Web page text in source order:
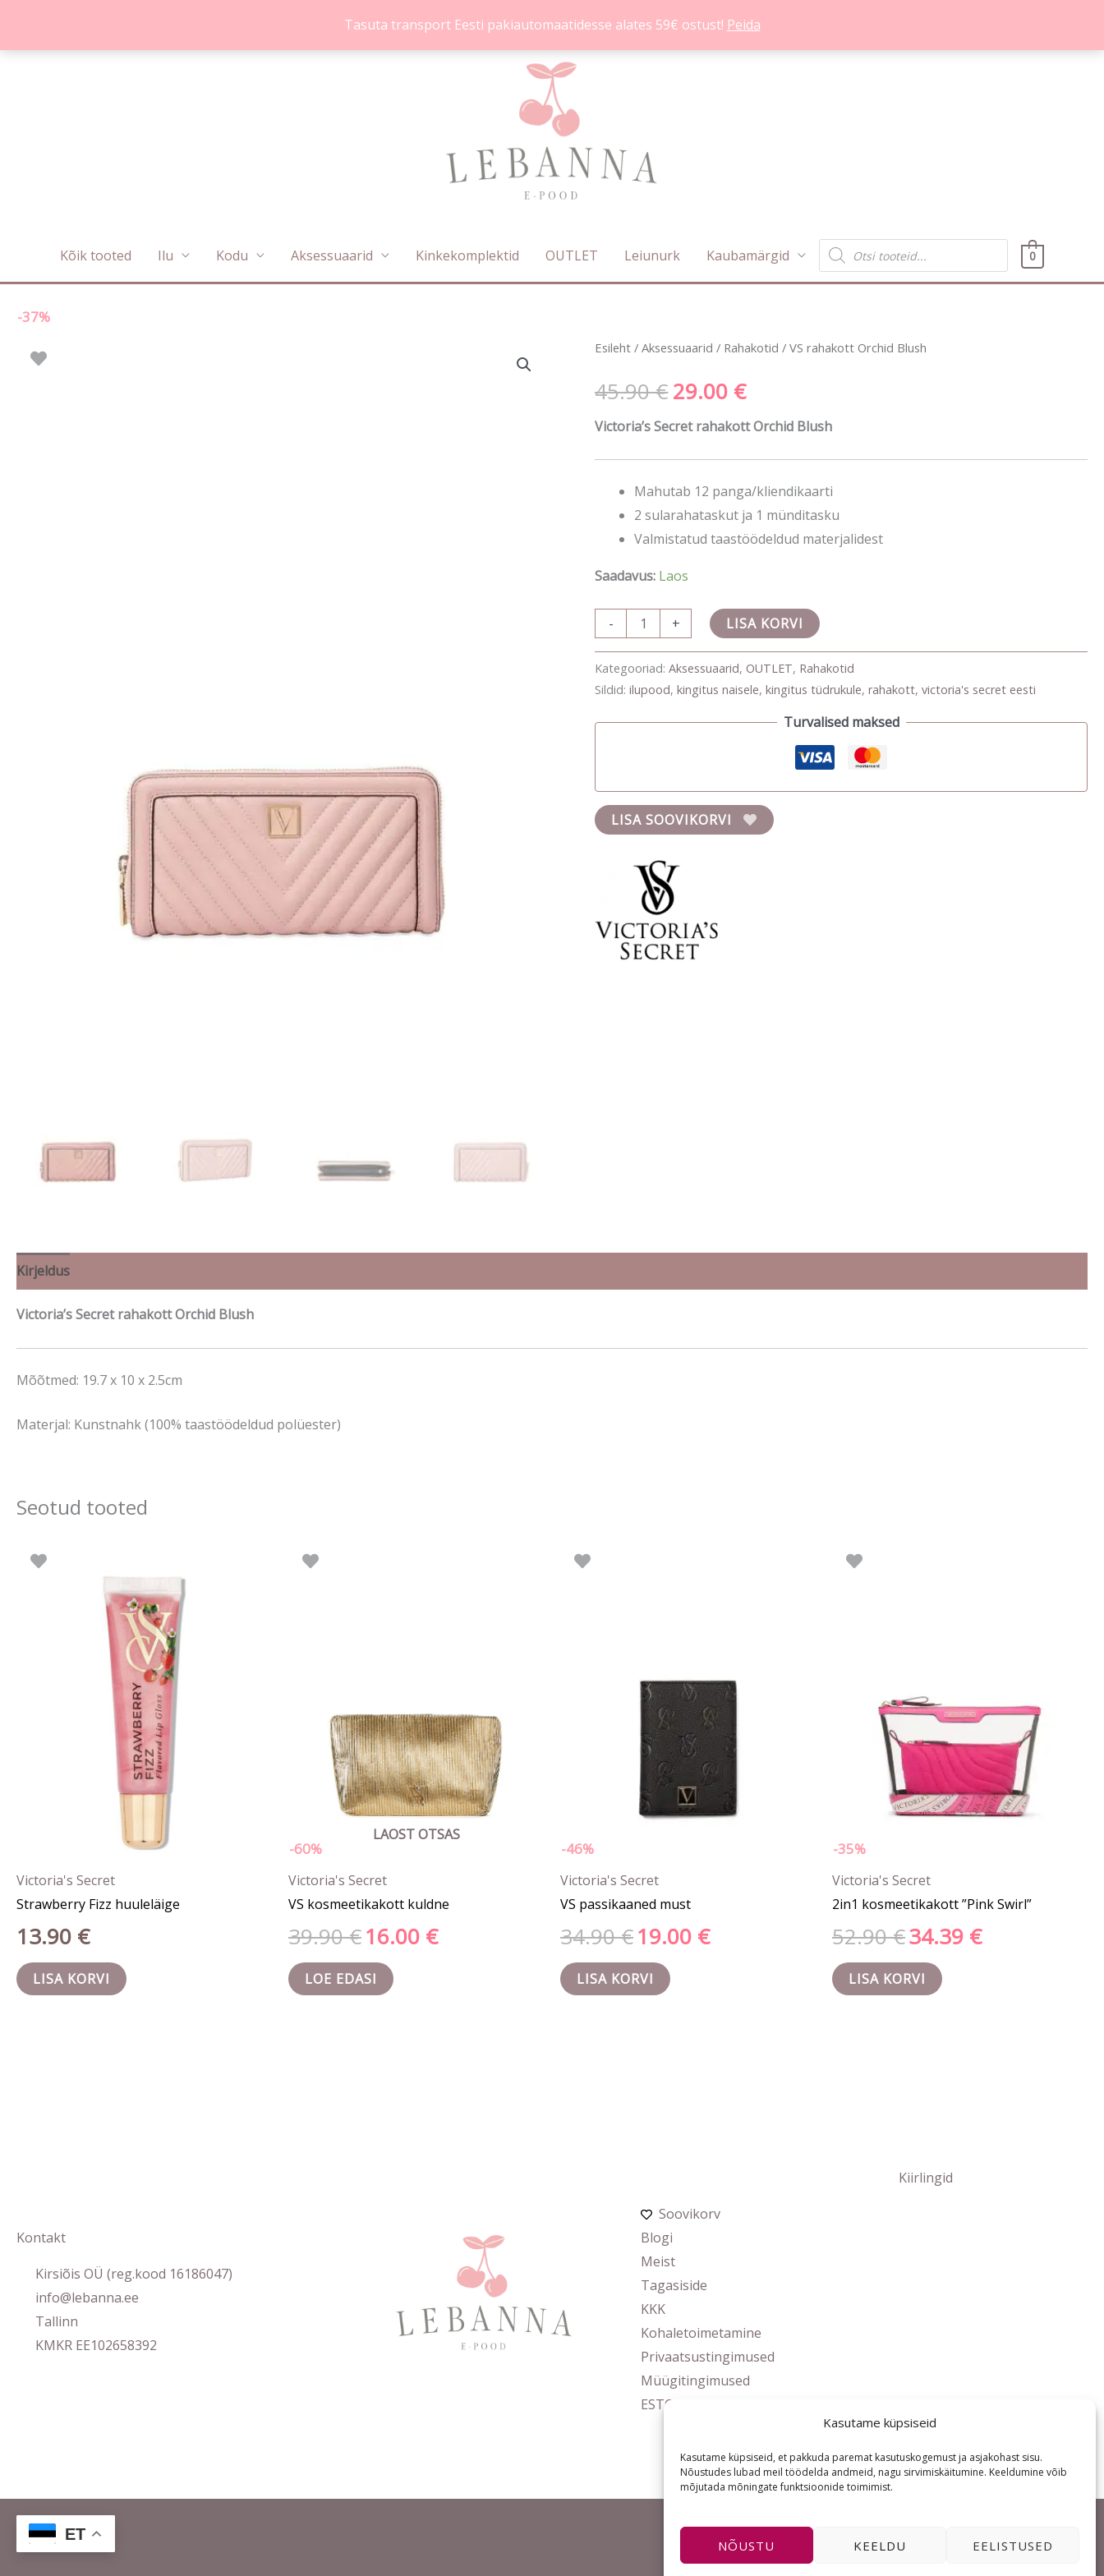
Kasutame küpsiseid
Kasutame küpsiseid, et pakkuda paremat kasutuskogemust ja asjakohast sisu.
Nõustudes lubad meil töödelda andmeid, nagu sirvimiskäitumine. Keeldumine võib
mõjutada mõningate funktsioonide toimimist.
NÕUSTU KEELDU EELISTUSED
Tasuta transport Eesti pakiautomaatidesse alates 59€ ostust! Peida
Kõik tooted Ilu Kodu Aksessuaarid Kinkekomplektid OUTLET Leiunurk Kaubamärgid
Products
search 0
-37%
Esileht /Aksessuaarid / Rahakotid / VS rahakott Orchid Blush
45.90€
Algne
hind
oli:
45.90 €.
29.00 €
Praegune
hind
on:
29.00 €.
Victoria’s Secret rahakott Orchid Blush
Mahutab 12 panga/kliendikaarti
2 sularahataskut ja 1 münditasku
Valmistatud taastöödeldud materjalidest
Saadavus: Laos
-
VS
Orchid
Blush
+ LISA KORVI
Kategooriad:Aksessuaarid, OUTLET, Rahakotid
Sildid:ilupood,kingitus naisele,kingitus tüdrukule,rahakott,victoria's secret eesti
Turvalised maksed
LISA SOOVIKORVI
Kirjeldus
Victoria’s Secret rahakott Orchid Blush
Mõõtmed: 19.7 x 10 x 2.5cm
Materjal: Kunstnahk (100% taastöödeldud polüester)
Seotud tooted
Victoria's Secret
Strawberry Fizz huuleläige
13.90 €
LISA KORVI
-60%
LAOST OTSAS
Victoria's Secret
VS kosmeetikakott kuldne
39.90€16.00 €
LOE EDASI
-46%
Victoria's Secret
VS passikaaned must
34.90€19.00 €
LISA KORVI
-35%
Victoria's Secret
2in1 kosmeetikakott ”Pink Swirl”
52.90€34.39 €
LISA KORVI
Kontakt
Kirsiõis OÜ (reg.kood 16186047)
info@lebanna.ee
Tallinn
KMKR EE102658392
Kiirlingid
Soovikorv
Blogi
Meist
Tagasiside
KKK
Kohaletoimetamine
Privaatsustingimused
Müügitingimused
ESTO järelmaks
ET
F